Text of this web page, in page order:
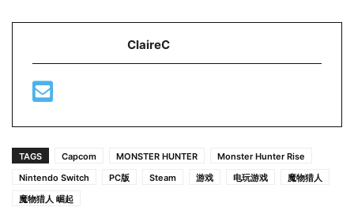
ClaireC
TAGS Capcom MONSTER HUNTER
Monster Hunter Rise
Nintendo Switch
PC版 Steam 游戏 电玩游戏
魔物猎人
魔物猎人 崛起